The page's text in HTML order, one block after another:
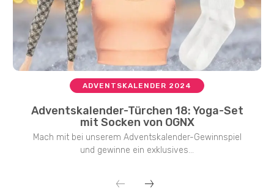
ADVENTSKALENDER 2024
Adventskalender-Türchen 18: Yoga-Set
mit Socken von OGNX
Mach mit bei unserem Adventskalender-Gewinnspiel
und gewinne ein exklusives...